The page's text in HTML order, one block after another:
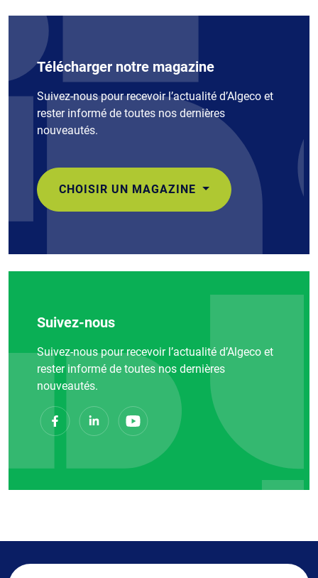
Télécharger notre magazine
Suivez-nous pour recevoir l’actualité d’Algeco et
rester informé de toutes nos dernières
nouveautés.
CHOISIR UN MAGAZINE
Suivez-nous
Suivez-nous pour recevoir l’actualité d’Algeco et
rester informé de toutes nos dernières
nouveautés.